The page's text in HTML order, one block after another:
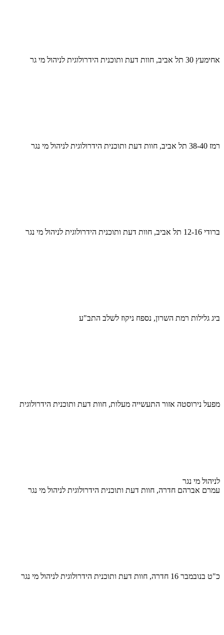
אחימעץ 30 תל אביב, חוות דעת ותוכנית הידרולוגית לניהול מי גר
רמז 38-40 תל אביב, חוות דעת ותוכנית הידרולוגית לניהול מי נגר
ברודי 12-16 תל אביב, חוות דעת ותוכנית הידרולוגית לניהול מי נגר
ביג גלילות רמת השרון, נספח ניקוז לשלב התב"ע
מפעל נירוסטה אזור התעשייה מעלות, חוות דעת ותוכנית הידרולוגית
לניהול מי נגר
עמרם אברהם חדרה, חוות דעת ותוכנית הידרולוגית לניהול מי נגר
כ"ט בנובמבר 16 חדרה, חוות דעת ותוכנית הידרולוגית לניהול מי נגר